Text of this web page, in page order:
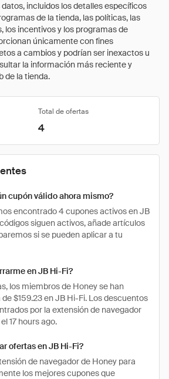
incluidos los detalles específicos
de la tienda, las políticas, las
los incentivos y los programas de
únicamente con fines
a cambios y podrían ser inexactos u
la información más reciente y
de la tienda.
Total de ofertas
4
cupón válido ahora mismo?
encontrado 4 cupones activos en JB
siguen activos, añade artículos
si se pueden aplicar a tu
en JB Hi-Fi?
los miembros de Honey se han
$159.23 en JB Hi-Fi. Los descuentos
por la extensión de navegador
17 hours ago.
ofertas en JB Hi-Fi?
de navegador de Honey para
los mejores cupones que